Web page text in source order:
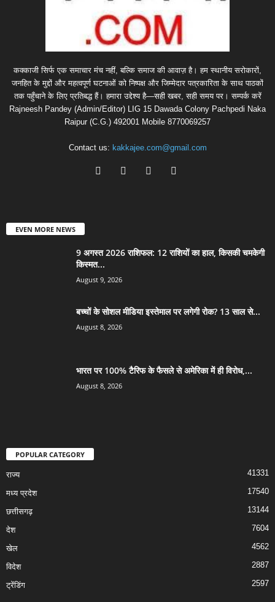
कक्काजी सिर्फ एक समाचार मंच नहीं, बल्कि समाज की आवाज़ है। हम स्थानीय सरोकारों,
जनहित के मुद्दों और महत्वपूर्ण घटनाओं को निष्पक्ष और जिम्मेदार पत्रकारिता के साथ पाठकों
तक पहुँचाने के लिए प्रतिबद्ध हैं। हमारा उद्देश्य है—सही खबर, सही समय पर। सम्पर्क करें
Rajneesh Pandey (Admin/Editor) LIG 15 Dawada Colony Pachpedi Naka
Raipur (C.G.) 492001 Mobile 8770069257
Contact us: kakkajee.com@gmail.com
EVEN MORE NEWS
9 अगस्त 2026 राशिफल: 12 राशियों का हाल, किसकी चमकेगी
किस्मत...
August 9, 2026
बच्चों के सोशल मीडिया इस्तेमाल पर लगेगी रोक? 13 साल से...
August 8, 2026
भारत पर 100% टैरिफ के फैसले से अमेरिका में ही विरोध,...
August 8, 2026
POPULAR CATEGORY
राज्य 41331
मध्य प्रदेश 17540
छत्तीसगढ़ 13144
देश 7604
खेल 4562
विदेश 2887
ट्रेंडिंग 2597